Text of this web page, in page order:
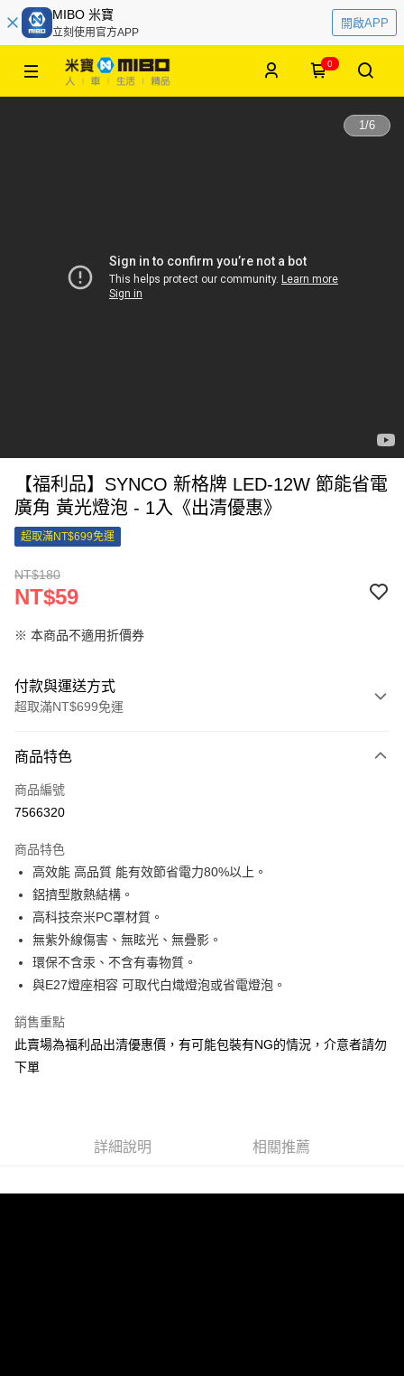
MIBO 米寶
立刻使用官方APP
開啟APP
0
1/6
【福利品】SYNCO 新格牌 LED-12W 節能省電
廣角 黃光燈泡 - 1入《出清優惠》
超取滿NT$699免運
NT$180
NT$59
※ 本商品不適用折價券
付款與運送方式
超取滿NT$699免運
信用卡一次付款
信用卡分期付款
合作金庫商業銀行
華南商業銀行
彰化商業銀行
上海商業儲蓄銀行
國泰世華商業銀行
臺灣中小企業銀行
匯豐（台灣）商業銀行
聯邦商業銀行
元大商業銀行
永豐商業銀行
台新國際商業銀行
台灣樂天信用卡公司
超商取貨付款
LINE Pay
Apple Pay
街口支付
Google Pay
全盈+PAY
每筆NT$60，滿NT$699(含以上)免運費
商品特色
商品編號
7566320
商品特色
高效能 高品質 能有效節省電力80%以上。
鋁擠型散熱結構。
高科技奈米PC罩材質。
無紫外線傷害、無眩光、無疊影。
環保不含汞、不含有毒物質。
與E27燈座相容 可取代白熾燈泡或省電燈泡。
銷售重點
此賣場為福利品出清優惠價，有可能包裝有NG的情況，介意者請勿
下單
詳細說明 相關推薦